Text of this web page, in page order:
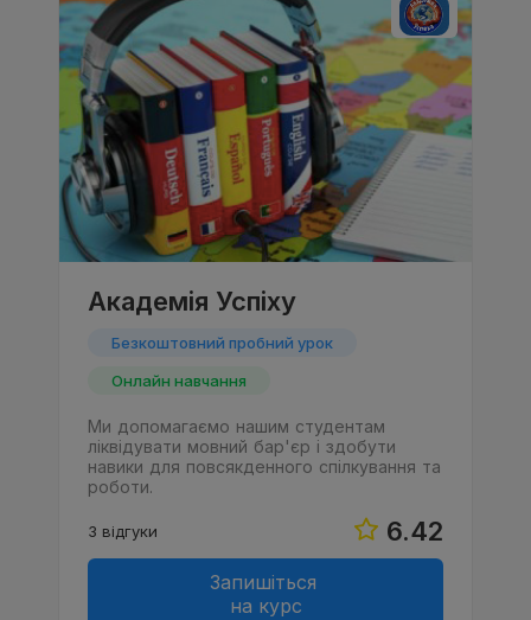
Академiя Успiху
Безкоштовний пробний урок
Онлайн навчання
Ми допомагаємо нашим студентам
ліквідувати мовний бар'єр і здобути
навики для повсякденного спілкування та
роботи.
6.42
3 відгуки
Запишіться
на курс